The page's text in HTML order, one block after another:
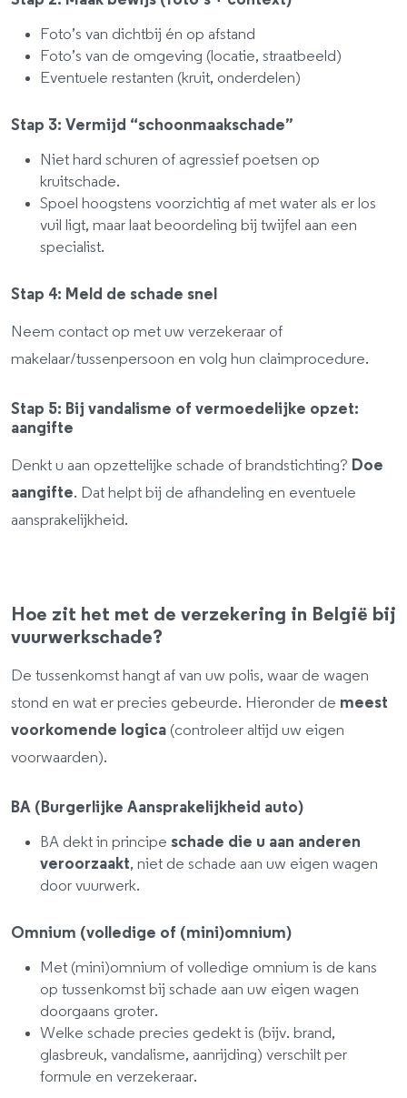
Foto’s van dichtbij én op afstand
Foto’s van de omgeving (locatie, straatbeeld)
Eventuele restanten (kruit, onderdelen)
Stap 3: Vermijd “schoonmaakschade”
Niet hard schuren of agressief poetsen op
kruitschade.
Spoel hoogstens voorzichtig af met water als er los
vuil ligt, maar laat beoordeling bij twijfel aan een
specialist.
Stap 4: Meld de schade snel
Neem contact op met uw verzekeraar of
makelaar/tussenpersoon en volg hun claimprocedure.
Stap 5: Bij vandalisme of vermoedelijke opzet:
aangifte
Denkt u aan opzettelijke schade of brandstichting? Doe
aangifte. Dat helpt bij de afhandeling en eventuele
aansprakelijkheid.
Hoe zit het met de verzekering in België bij
vuurwerkschade?
De tussenkomst hangt af van uw polis, waar de wagen
stond en wat er precies gebeurde. Hieronder de meest
voorkomende logica (controleer altijd uw eigen
voorwaarden).
BA (Burgerlijke Aansprakelijkheid auto)
BA dekt in principe schade die u aan anderen
veroorzaakt, niet de schade aan uw eigen wagen
door vuurwerk.
Omnium (volledige of (mini)omnium)
Met (mini)omnium of volledige omnium is de kans
op tussenkomst bij schade aan uw eigen wagen
doorgaans groter.
Welke schade precies gedekt is (bijv. brand,
glasbreuk, vandalisme, aanrijding) verschilt per
formule en verzekeraar.